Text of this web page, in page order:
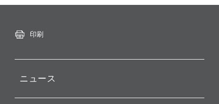
印刷
ニュース